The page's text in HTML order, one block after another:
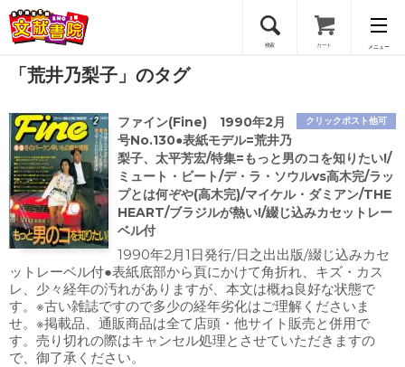
検索 カート メニュー
会員登録
ログイン
「荒井乃梨子」のタグ
クリックポスト他可
ファイン(Fine) 1990年2月
号No.130●表紙モデル=荒井乃
梨子、太平芳宏/特集=もっと男のコを知りたい!/
ミュート・ビート/デ・ラ・ソウルvs高木完/ラッ
プとは何ぞや(高木完)/マイケル・ダミアン/THE
HEART/ブラジルが熱い!/綴じ込みカセットレー
ベル付
1990年2月1日発行/日之出出版/綴じ込みカセ
ットレーベル付●表紙底部から頁にかけて角折れ、キズ・カス
レ、少々経年の汚れがありますが、本文は概ね良好な状態で
す。※古い雑誌ですので多少の経年劣化はご理解くださいま
せ。※掲載品、通販商品は全て店頭・他サイト販売と併用で
す。売り切れの際はキャンセル処理とさせていただきますの
で、御了承ください。